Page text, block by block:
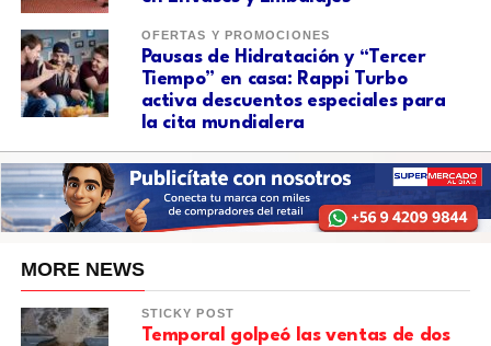
OFERTAS Y PROMOCIONES
Pausas de Hidratación y “Tercer
Tiempo” en casa: Rappi Turbo
activa descuentos especiales para
la cita mundialera
MORE NEWS
STICKY POST
Temporal golpeó las ventas de dos